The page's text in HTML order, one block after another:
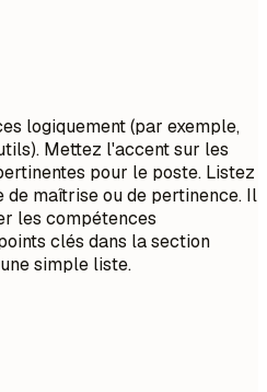
logiquement (par exemple,
Mettez l'accent sur les
pour le poste. Listez
maîtrise ou de pertinence. Il
les compétences
clés dans la section
simple liste.